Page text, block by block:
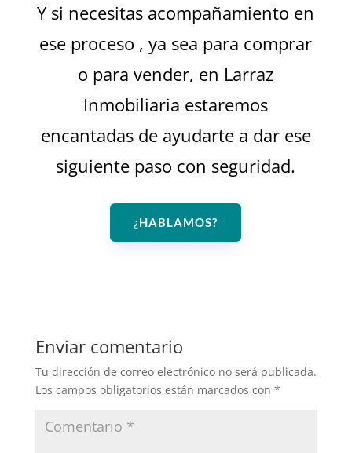
Y si necesitas acompañamiento en
ese proceso , ya sea para comprar
o para vender, en Larraz
Inmobiliaria estaremos
encantadas de ayudarte a dar ese
siguiente paso con seguridad.
¿HABLAMOS?
Enviar comentario
Tu dirección de correo electrónico no será publicada.
Los campos obligatorios están marcados con *